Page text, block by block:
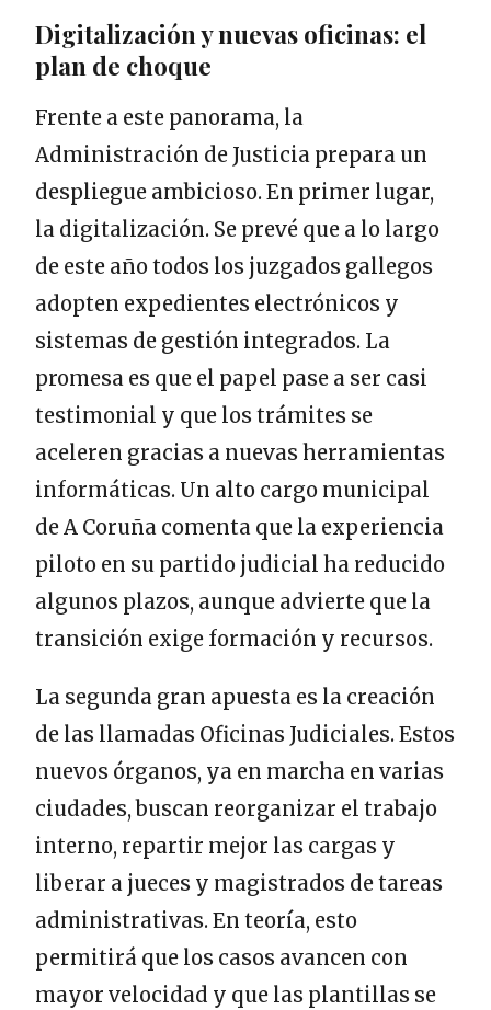
Digitalización y nuevas oficinas: el
plan de choque
Frente a este panorama, la
Administración de Justicia prepara un
despliegue ambicioso. En primer lugar,
la digitalización. Se prevé que a lo largo
de este año todos los juzgados gallegos
adopten expedientes electrónicos y
sistemas de gestión integrados. La
promesa es que el papel pase a ser casi
testimonial y que los trámites se
aceleren gracias a nuevas herramientas
informáticas. Un alto cargo municipal
de A Coruña comenta que la experiencia
piloto en su partido judicial ha reducido
algunos plazos, aunque advierte que la
transición exige formación y recursos.
La segunda gran apuesta es la creación
de las llamadas Oficinas Judiciales. Estos
nuevos órganos, ya en marcha en varias
ciudades, buscan reorganizar el trabajo
interno, repartir mejor las cargas y
liberar a jueces y magistrados de tareas
administrativas. En teoría, esto
permitirá que los casos avancen con
mayor velocidad y que las plantillas se